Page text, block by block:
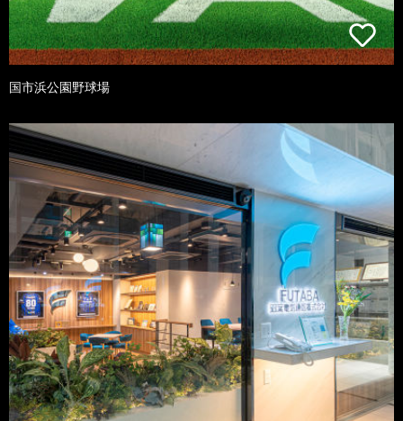
国市浜公園野球場